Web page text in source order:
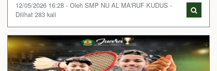
12/05/2026 16:28 - Oleh SMP NU AL MA'RUF KUDUS -
Dilihat 283 kali